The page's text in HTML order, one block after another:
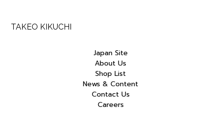
TAKEO KIKUCHI
Japan Site
About Us
Shop List
News & Content
Contact Us
Careers